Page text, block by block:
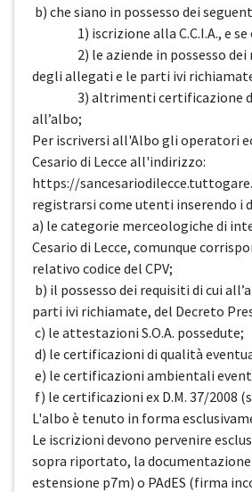
b) che siano in possesso dei
1) iscrizione alla C.C.I.A., e se
2) le aziende in possesso dei
degli allegati e le parti ivi
3) altrimenti certificazione di
all’albo;
Per iscriversi all'Albo gli operatori
Cesario di Lecce all'indirizzo:
https://
registrarsi come utenti inserendo i
a) le categorie merceologiche di
Cesario di Lecce, comunque
relativo codice del CPV;
b) il possesso dei requisiti di cui
parti ivi richiamate, del Decreto
c) le attestazioni S.O.A. possedute;
d) le certificazioni di qualità
e) le certificazioni ambientali
f) le certificazioni ex D.M. 37/2008
L'albo è tenuto in forma
Le iscrizioni devono pervenire
sopra riportato, la
estensione p7m) o PAdES (firma